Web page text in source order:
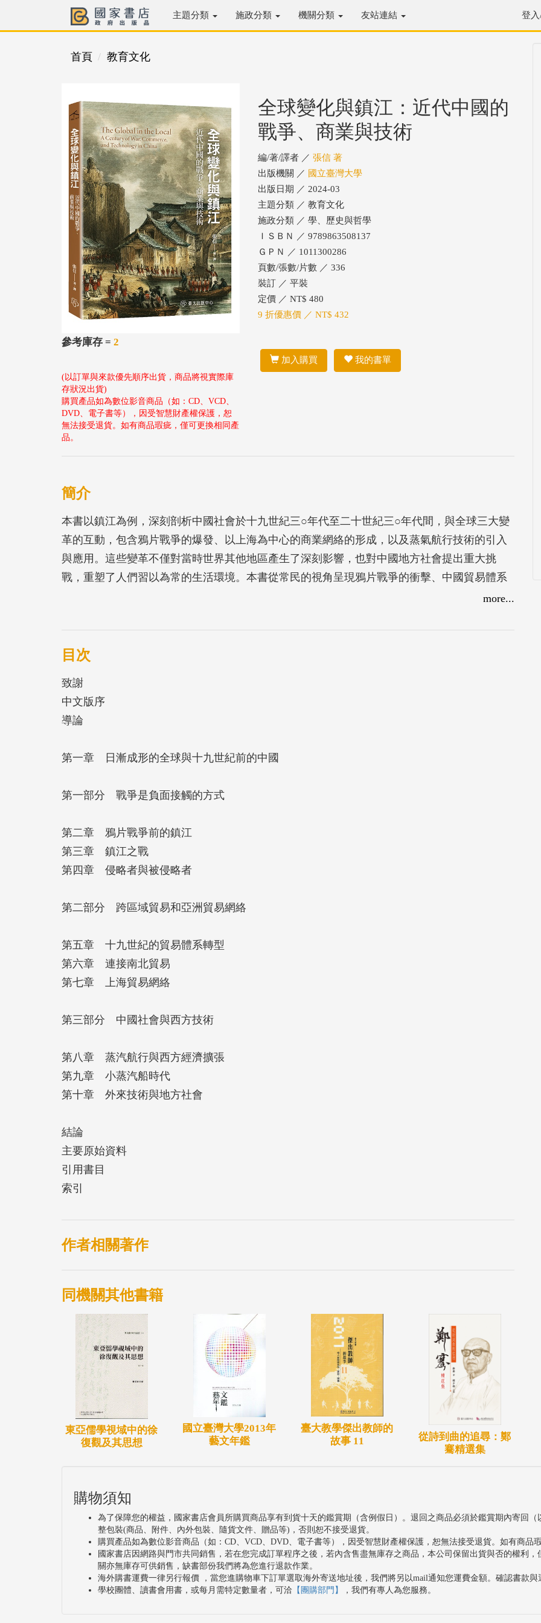
主題分類 施政分類 機關分類 友站連結 登
首頁 教育文化
參考庫存 = 2
(以訂單與來款優先順序出貨，商品將視實際庫
存狀況出貨)
購買產品如為數位影音商品（如：CD、VCD、
DVD、電子書等），因受智慧財產權保護，恕
無法接受退貨。如有商品瑕疵，僅可更換相同產
品。
全球變化與鎮江：近代中國的
戰爭、商業與技術
編/著/譯者 ／ 張信 著
出版機關 ／ 國立臺灣大學
出版日期 ／ 2024-03
主題分類 ／ 教育文化
施政分類 ／ 學、歷史與哲學
ＩＳＢＮ ／ 9789863508137
ＧＰＮ ／ 1011300286
頁數/張數/片數 ／ 336
裝訂 ／ 平裝
定價 ／ NT$ 480
9 折優惠價 ／ NT$ 432
加入購買 我的書單
簡介
本書以鎮江為例，深刻剖析中國社會於十九世紀三○年代至二十世紀三○年代間，與全球三大變
革的互動，包含鴉片戰爭的爆發、以上海為中心的商業網絡的形成，以及蒸氣航行技術的引入
與應用。這些變革不僅對當時世界其他地區產生了深刻影響，也對中國地方社會提出重大挑
戰，重塑了人們習以為常的生活環境。本書從常民的視角呈現鴉片戰爭的衝擊、中國貿易體系
的轉變，與蒸氣航行對人們日常生活的改變。本書旨在深入研究全球和地方之間的相互作用，
more...
目次
致謝
中文版序
導論
第一章 日漸成形的全球與十九世紀前的中國
第一部分 戰爭是負面接觸的方式
第二章 鴉片戰爭前的鎮江
第三章 鎮江之戰
第四章 侵略者與被侵略者
第二部分 跨區域貿易和亞洲貿易網絡
第五章 十九世紀的貿易體系轉型
第六章 連接南北貿易
第七章 上海貿易網絡
第三部分 中國社會與西方技術
第八章 蒸汽航行與西方經濟擴張
第九章 小蒸汽船時代
第十章 外來技術與地方社會
結論
主要原始資料
引用書目
索引
作者相關著作
同機關其他書籍
東亞儒學視域中的徐
復觀及其思想
國立臺灣大學2013年
藝文年鑑
臺大教學傑出教師的
故事 11
從詩到曲的追尋：鄭
騫精選集
購物須知
為了保障您的權益，國家書店會員所購買商品享有到貨十天的鑑賞期（含例假日）。退回之商品必須於鑑賞期內寄回
整包裝(商品、附件、內外包裝、隨貨文件、贈品等)，否則恕不接受退貨。
購買產品如為數位影音商品（如：CD、VCD、DVD、電子書等），因受智慧財產權保護，恕無法接受退貨。如有商品
國家書店因網路與門市共同銷售，若在您完成訂單程序之後，若內含售盡無庫存之商品，本公司保留出貨與否的權利
關亦無庫存可供銷售，缺書部份我們將為您進行退款作業。
海外購書運費一律另行報價 ，當您進購物車下訂單選取海外寄送地址後，我們將另以mail通知您運費金額。確認書款
學校團體、讀書會用書，或每月需特定數量者，可洽 【團購部門】 ，我們有專人為您服務。